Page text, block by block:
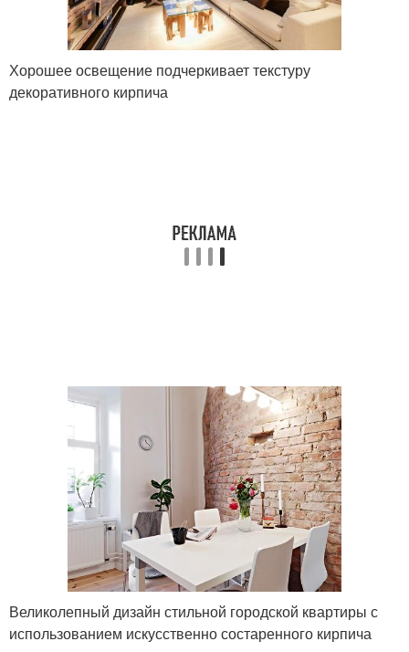
Хорошее освещение подчеркивает текстуру
декоративного кирпича
Великолепный дизайн стильной городской квартиры с
использованием искусственно состаренного кирпича